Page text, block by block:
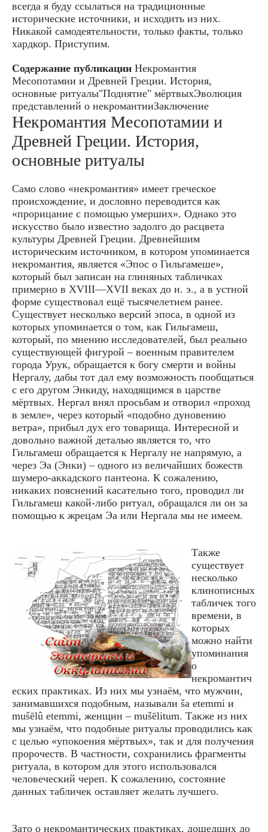
всегда я буду ссылаться на традиционные
исторические источники, и исходить из них.
Никакой самодеятельности, только факты, только
хардкор. Приступим.
Содержание публикации Некромантия
Месопотамии и Древней Греции. История,
основные ритуалы"Поднятие" мёртвыхЭволюция
представлений о некромантииЗаключение
Некромантия Месопотамии и
Древней Греции. История,
основные ритуалы
Само слово «некромантия» имеет греческое
происхождение, и дословно переводится как
«прорицание с помощью умерших». Однако это
искусство было известно задолго до расцвета
культуры Древней Греции. Древнейшим
историческим источником, в котором упоминается
некромантия, является «Эпос о Гильгамеше»,
который был записан на глиняных табличках
примерно в XVIII—XVII веках до н. э., а в устной
форме существовал ещё тысячелетием ранее.
Существует несколько версий эпоса, в одной из
которых упоминается о том, как Гильгамеш,
который, по мнению исследователей, был реально
существующей фигурой – военным правителем
города Урук, обращается к богу смерти и войны
Нергалу, дабы тот дал ему возможность пообщаться
с его другом Энкиду, находящимся в царстве
мёртвых. Нергал внял просьбам и отворил «проход
в земле», через который «подобно дуновению
ветра», прибыл дух его товарища. Интересной и
довольно важной деталью является то, что
Гильгамеш обращается к Нергалу не напрямую, а
через Эа (Энки) – одного из величайших божеств
шумеро-аккадского пантеона. К сожалению,
никаких пояснений касательно того, проводил ли
Гильгамеш какой-либо ритуал, обращался ли он за
помощью к жрецам Эа или Нергала мы не имеем.
Также
существует
несколько
клинописных
табличек того
времени, в
которых
можно найти
упоминания
о
некромантич
еских практиках. Из них мы узнаём, что мужчин,
занимавшихся подобным, называли ša etemmi и
mušēlû etemmi, женщин – mušēlitum. Также из них
мы узнаём, что подобные ритуалы проводились как
с целью «упокоения мёртвых», так и для получения
пророчеств. В частности, сохранились фрагменты
ритуала, в котором для этого использовался
человеческий череп. К сожалению, состояние
данных табличек оставляет желать лучшего.
Зато о некромантических практиках, дошедших до